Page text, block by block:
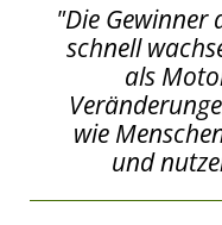
"Die Gewinner
schnell
als
wie
und